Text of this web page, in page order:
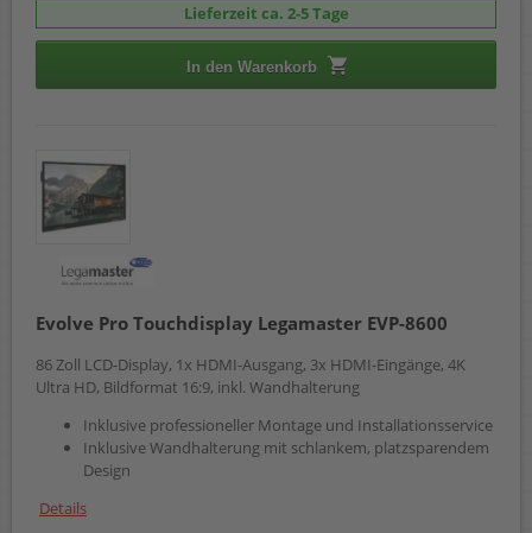
Lieferzeit ca. 2-5 Tage
In den Warenkorb
Evolve Pro Touchdisplay Legamaster EVP-8600
86 Zoll LCD-Display, 1x HDMI-Ausgang, 3x HDMI-Eingänge, 4K
Ultra HD, Bildformat 16:9, inkl. Wandhalterung
Inklusive professioneller Montage und Installationsservice
Inklusive Wandhalterung mit schlankem, platzsparendem
Design
Details